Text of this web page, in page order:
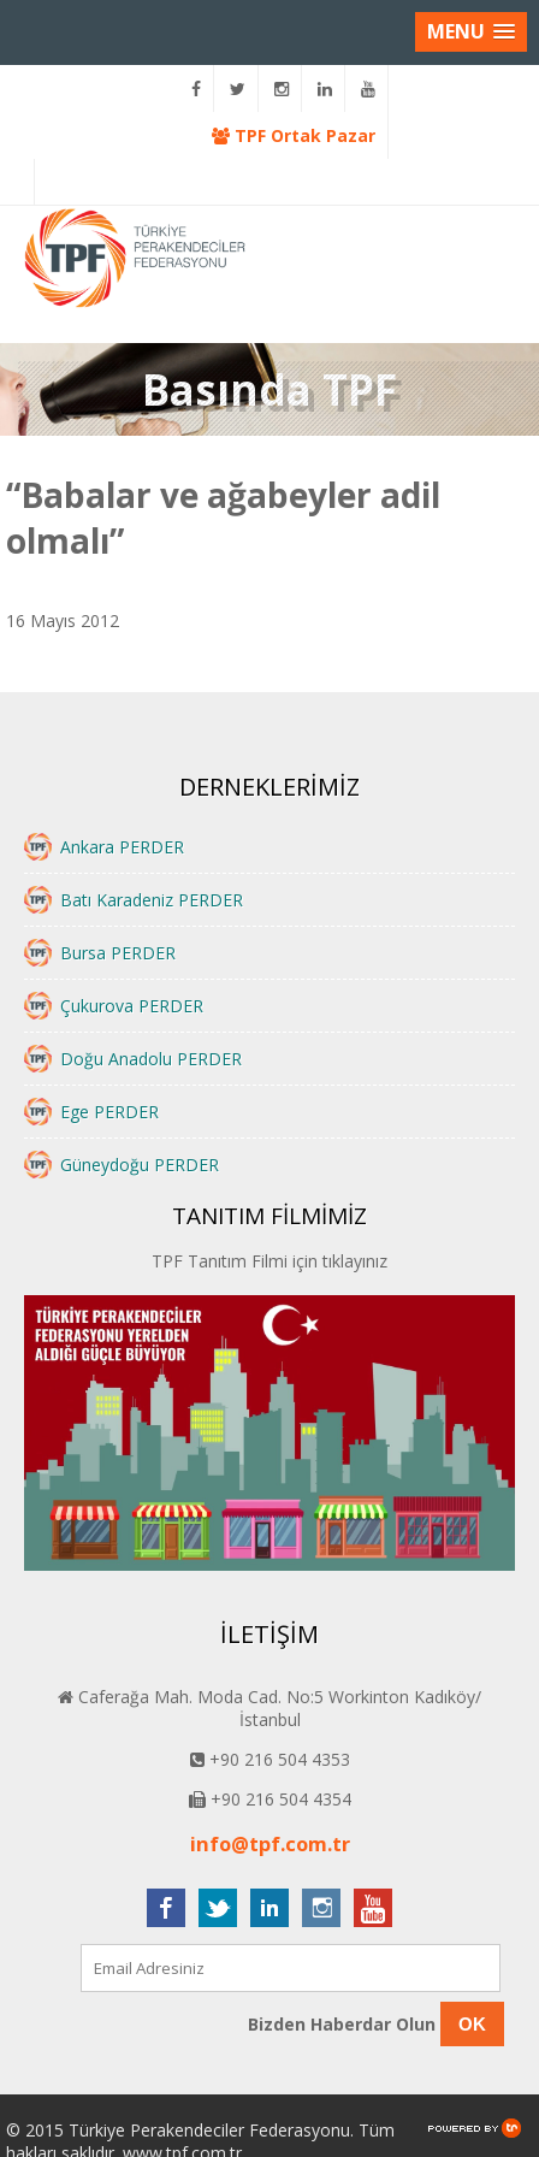
MENU
TPF Ortak Pazar
Basında TPF
“Babalar ve ağabeyler adil
olmalı”
16 Mayıs 2012
DERNEKLERİMİZ
Ankara PERDER
Batı Karadeniz PERDER
Bursa PERDER
Çukurova PERDER
Doğu Anadolu PERDER
Ege PERDER
Güneydoğu PERDER
İstanbul PERDER
İpek Yolu PERDER
Kayseri PERDER
Karadeniz Perder
Konya PERDER
Van PERDER
BEYPER
TANITIM FİLMİMİZ
TPF Tanıtım Filmi için tıklayınız
İLETİŞİM
Caferağa Mah. Moda Cad. No:5 Workinton Kadıköy/
İstanbul
+90 216 504 4353
+90 216 504 4354
info@tpf.com.tr
Bizden Haberdar Olun OK
© 2015 Türkiye Perakendeciler Federasyonu. Tüm